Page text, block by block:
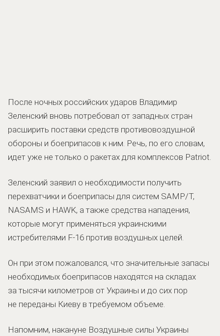
После ночных российских ударов Владимир
Зеленский вновь потребовал от западных стран
расширить поставки средств противовоздушной
обороны и боеприпасов к ним. Речь, по его словам,
идет уже не только о ракетах для комплексов Patriot.
Зеленский заявил о необходимости получить
перехватчики и боеприпасы для систем SAMP/T,
NASAMS и HAWK, а также средства нападения,
которые могут применяться украинскими
истребителями F-16 против воздушных целей.
Он при этом пожаловался, что значительные запасы
необходимых боеприпасов находятся на складах
за тысячи километров от Украины и до сих пор
не переданы Киеву в требуемом объеме.
Напомним, накануне Воздушные силы Украины